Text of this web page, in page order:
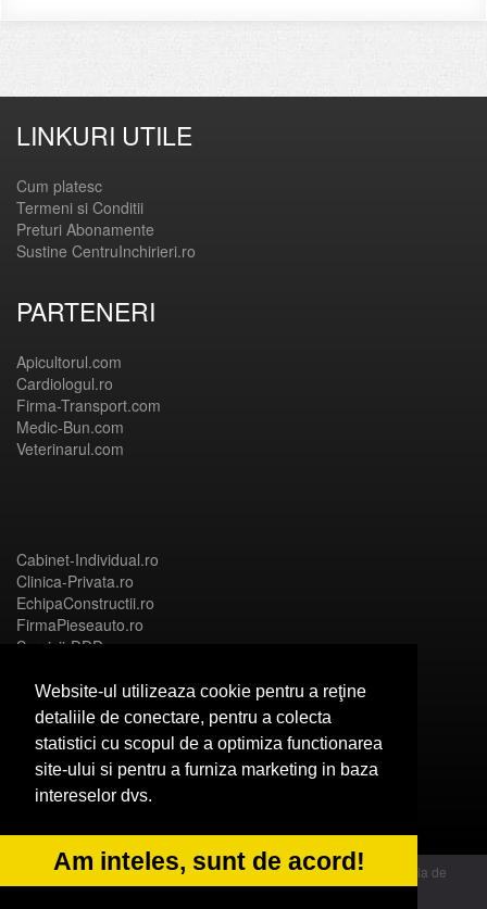
Website-ul utilizeaza cookie pentru a reţine
detaliile de conectare, pentru a colecta
statistici cu scopul de a optimiza functionarea
site-ului si pentru a furniza marketing in baza
intereselor dvs.
Am inteles, sunt de acord!
LINKURI UTILE
Cum platesc
Termeni si Conditii
Preturi Abonamente
Sustine CentruInchirieri.ro
PARTENERI
Apicultorul.com
Cardiologul.ro
Firma-Transport.com
Medic-Bun.com
Veterinarul.com
Cabinet-Individual.ro
Clinica-Privata.ro
EchipaConstructii.ro
FirmaPieseauto.ro
Servicii-DDD.com
Birouri-Cadastru.ro
CramaVinuri.ro
FirmaTractariAuto.ro
© 2014 Powered by OdinMedia | este inscrisa la Autoritatea Nationala de